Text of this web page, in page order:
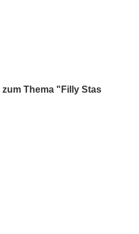
Thema "Filly Stas